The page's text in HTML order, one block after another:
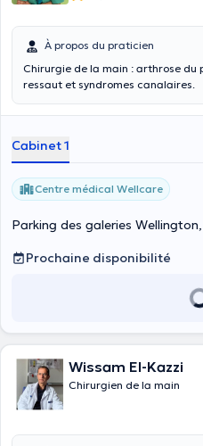
À propos du praticien
Chirurgie de la main : arthrose du
ressaut et syndromes canalaires.
Cabinet 1
Centre médical Wellcare
Parking des galeries
Prochaine disponibilité
Wissam El-Kazzi
Chirurgien de la main